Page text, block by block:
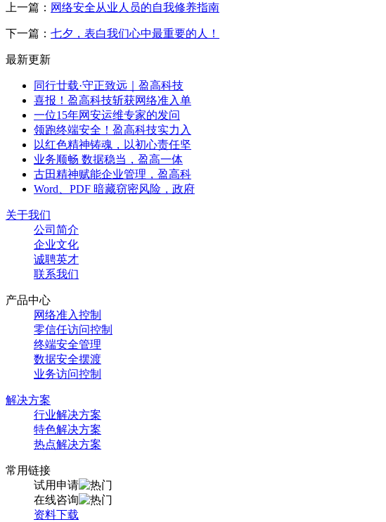
上一篇： 网络安全从业人员的自我修养指南
下一篇： 七夕，表白我们心中最重要的人！
最新更新
同行廿载·守正致远｜盈高科技
喜报！盈高科技斩获网络准入单
一位15年网安运维专家的发问
领跑终端安全！盈高科技实力入
以红色精神铸魂，以初心责任坚
业务顺畅 数据稳当，盈高一体
古田精神赋能企业管理，盈高科
Word、PDF 暗藏窃密风险，政府
关于我们
公司简介
企业文化
诚聘英才
联系我们
产品中心
网络准入控制
零信任访问控制
终端安全管理
数据安全摆渡
业务访问控制
解决方案
行业解决方案
特色解决方案
热点解决方案
常用链接
试用申请
在线咨询
资料下载